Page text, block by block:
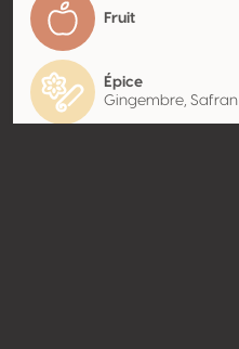
Fruit
Épice
Gingembre, Safran